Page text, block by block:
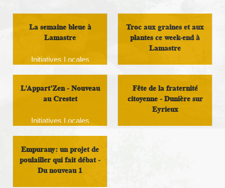
La semaine bleue à
Lamastre
Initiatives Locales
Troc aux graines et aux
plantes ce week-end à
Lamastre
L'Appart'Zen - Nouveau
au Crestet
Initiatives Locales
Fête de la fraternité
citoyenne - Dunière sur
Eyrieux
Empurany: un projet de
poulailler qui fait débat -
Du nouveau 1